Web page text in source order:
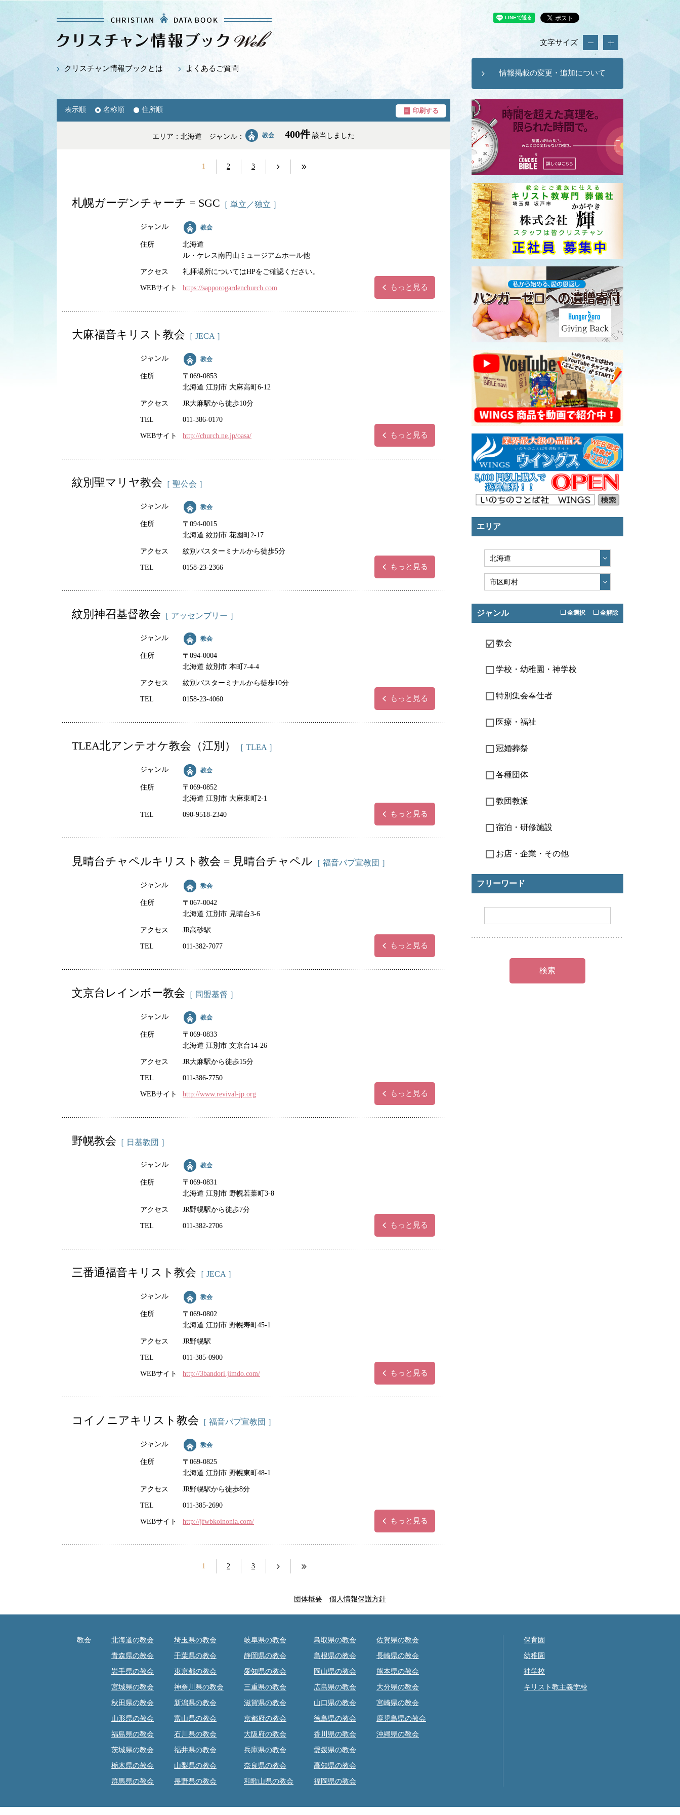
文字サイズ
情報掲載の変更・追加について
クリスチャン情報ブックとは よくあるご質問
表示順 名称順 住所順 印刷する
エリア：北海道 ジャンル： 教会 400件該当しました
1 2 3
札幌ガーデンチャーチ = SGC ［ 単立／独立 ］
ジャンル 教会
住所
北海道
ル・ケレス南円山ミュージアムホール他
アクセス 礼拝場所についてはHPをご確認ください。
WEBサイト https://sapporogardenchurch.com もっと見る
大麻福音キリスト教会 ［ JECA ］
ジャンル 教会
住所
〒069-0853
北海道 江別市 大麻高町6-12
アクセス JR大麻駅から徒歩10分
TEL 011-386-0170
WEBサイト http://church.ne.jp/oasa/ もっと見る
紋別聖マリヤ教会 ［ 聖公会 ］
ジャンル 教会
住所
〒094-0015
北海道 紋別市 花園町2-17
アクセス 紋別バスターミナルから徒歩5分
TEL 0158-23-2366 もっと見る
紋別神召基督教会 ［ アッセンブリー ］
ジャンル 教会
住所
〒094-0004
北海道 紋別市 本町7-4-4
アクセス 紋別バスターミナルから徒歩10分
TEL 0158-23-4060 もっと見る
TLEA北アンテオケ教会（江別） ［ TLEA ］
ジャンル 教会
住所
〒069-0852
北海道 江別市 大麻東町2-1
TEL 090-9518-2340 もっと見る
見晴台チャペルキリスト教会 = 見晴台チャペル ［ 福音バプ宣教団 ］
ジャンル 教会
住所
〒067-0042
北海道 江別市 見晴台3-6
アクセス JR高砂駅
TEL 011-382-7077 もっと見る
文京台レインボー教会 ［ 同盟基督 ］
ジャンル 教会
住所
〒069-0833
北海道 江別市 文京台14-26
アクセス JR大麻駅から徒歩15分
TEL 011-386-7750
WEBサイト http://www.revival-jp.org もっと見る
野幌教会 ［ 日基教団 ］
ジャンル 教会
住所
〒069-0831
北海道 江別市 野幌若葉町3-8
アクセス JR野幌駅から徒歩7分
TEL 011-382-2706 もっと見る
三番通福音キリスト教会 ［ JECA ］
ジャンル 教会
住所
〒069-0802
北海道 江別市 野幌寿町45-1
アクセス JR野幌駅
TEL 011-385-0900
WEBサイト http://3bandori.jimdo.com/ もっと見る
コイノニアキリスト教会 ［ 福音バプ宣教団 ］
ジャンル 教会
住所
〒069-0825
北海道 江別市 野幌東町48-1
アクセス JR野幌駅から徒歩8分
TEL 011-385-2690
WEBサイト http://jfwbkoinonia.com/ もっと見る
1 2 3
エリア
ジャンル 全選択 全解除
教会
学校・幼稚園・神学校
特別集会奉仕者
医療・福祉
冠婚葬祭
各種団体
教団教派
宿泊・研修施設
お店・企業・その他
フリーワード
団体概要 個人情報保護方針
教会 北海道の教会
青森県の教会
岩手県の教会
宮城県の教会
秋田県の教会
山形県の教会
福島県の教会
茨城県の教会
栃木県の教会
群馬県の教会
埼玉県の教会
千葉県の教会
東京都の教会
神奈川県の教会
新潟県の教会
富山県の教会
石川県の教会
福井県の教会
山梨県の教会
長野県の教会
岐阜県の教会
静岡県の教会
愛知県の教会
三重県の教会
滋賀県の教会
京都府の教会
大阪府の教会
兵庫県の教会
奈良県の教会
和歌山県の教会
鳥取県の教会
島根県の教会
岡山県の教会
広島県の教会
山口県の教会
徳島県の教会
香川県の教会
愛媛県の教会
高知県の教会
福岡県の教会
佐賀県の教会
長崎県の教会
熊本県の教会
大分県の教会
宮崎県の教会
鹿児島県の教会
沖縄県の教会
保育園
幼稚園
神学校
キリスト教主義学校